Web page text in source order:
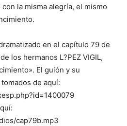
la misma alegría, el mismo
en el capítulo 79 de
los hermanos L?PEZ VIGIL,
El guión y su
de aquí:
cap79b.mp3